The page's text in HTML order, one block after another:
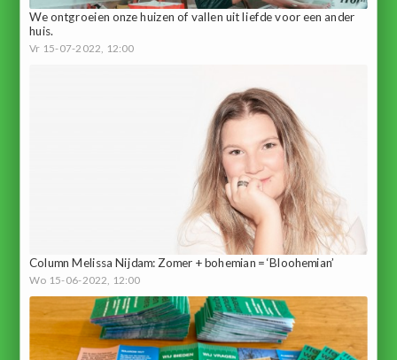
We ontgroeien onze huizen of vallen uit liefde voor een ander
huis.
Vr 15-07-2022, 12:00
Column Melissa Nijdam: Zomer + bohemian = ‘Bloohemian’
Wo 15-06-2022, 12:00